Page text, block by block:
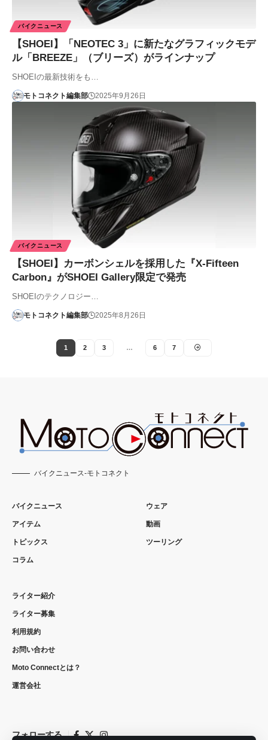
バイクニュース
【SHOEI】「NEOTEC 3」に新たなグラフィックモデ
ル「BREEZE」（ブリーズ）がラインナップ
SHOEIの最新技術をも…
モトコネクト編集部 2025年9月26日
バイクニュース
【SHOEI】カーボンシェルを採用した『X-Fifteen
Carbon』がSHOEI Gallery限定で発売
SHOEIのテクノロジー…
モトコネクト編集部 2025年8月26日
1 2 3 … 6 7
バイクニュース-モトコネクト
バイクニュース
アイテム
トピックス
コラム
ウェア
動画
ツーリング
ライター紹介
ライター募集
利用規約
お問い合わせ
Moto Connectとは？
運営会社
フォローする